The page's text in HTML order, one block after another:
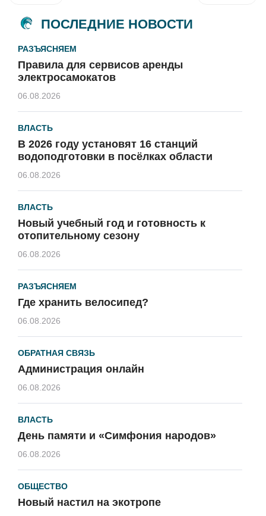
ПОСЛЕДНИЕ НОВОСТИ
РАЗЪЯСНЯЕМ
Правила для сервисов аренды
электросамокатов
06.08.2026
ВЛАСТЬ
В 2026 году установят 16 станций
водоподготовки в посёлках области
06.08.2026
ВЛАСТЬ
Новый учебный год и готовность к
отопительному сезону
06.08.2026
РАЗЪЯСНЯЕМ
Где хранить велосипед?
06.08.2026
ОБРАТНАЯ СВЯЗЬ
Администрация онлайн
06.08.2026
ВЛАСТЬ
День памяти и «Симфония народов»
06.08.2026
ОБЩЕСТВО
Новый настил на экотропе